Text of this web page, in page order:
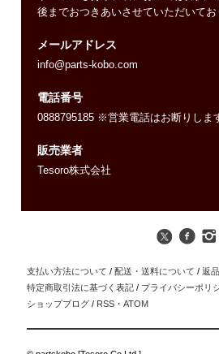
後までおつきあいさせていただいてお
メールアドレス
info@parts-kobo.com
電話番号
0888795185 ※営業電話はお断りしま
販売業者
Tesoro株式会社
支払い方法について / 配送・送料について / 返
特定商取引法に基づく表記 / プライバシーポリ
ショップブログ / RSS ・ATOM